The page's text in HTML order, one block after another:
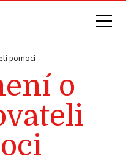
pomoci
o